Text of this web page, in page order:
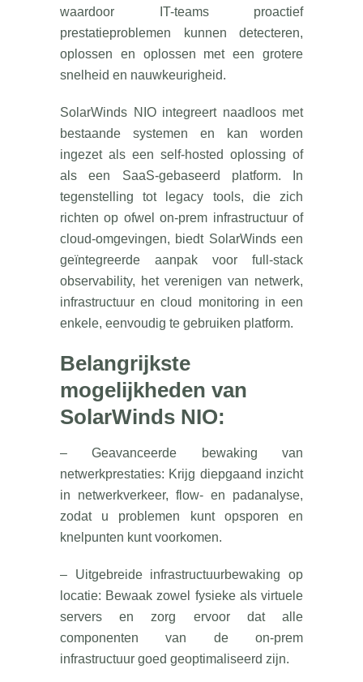
waardoor IT-teams proactief
prestatieproblemen kunnen detecteren,
oplossen en oplossen met een grotere
snelheid en nauwkeurigheid.
SolarWinds NIO integreert naadloos met
bestaande systemen en kan worden
ingezet als een self-hosted oplossing of
als een SaaS-gebaseerd platform. In
tegenstelling tot legacy tools, die zich
richten op ofwel on-prem infrastructuur of
cloud-omgevingen, biedt SolarWinds een
geïntegreerde aanpak voor full-stack
observability, het verenigen van netwerk,
infrastructuur en cloud monitoring in een
enkele, eenvoudig te gebruiken platform.​
Belangrijkste
mogelijkheden van
SolarWinds NIO:
– Geavanceerde bewaking van
netwerkprestaties: Krijg diepgaand inzicht
in netwerkverkeer, flow- en padanalyse,
zodat u problemen kunt opsporen en
knelpunten kunt voorkomen.
– Uitgebreide infrastructuurbewaking op
locatie: Bewaak zowel fysieke als virtuele
servers en zorg ervoor dat alle
componenten van de on-prem
infrastructuur goed geoptimaliseerd zijn.